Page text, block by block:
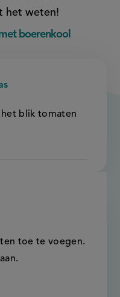
het weten!
boerenkool
blik tomaten
toe te voegen.